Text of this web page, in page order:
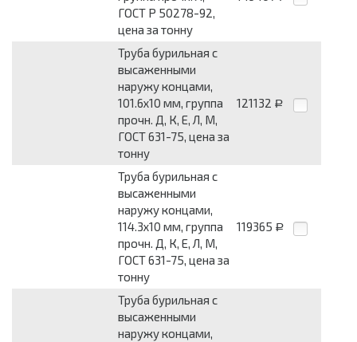
ГОСТ Р 50278-92,
цена за тонну
Труба бурильная с
высаженными
наружу концами,
101.6х10 мм, группа
прочн. Д, К, Е, Л, М,
ГОСТ 631-75, цена за
тонну
121132 Р
Труба бурильная с
высаженными
наружу концами,
114.3х10 мм, группа
прочн. Д, К, Е, Л, М,
ГОСТ 631-75, цена за
тонну
119365 Р
Труба бурильная с
высаженными
наружу концами,